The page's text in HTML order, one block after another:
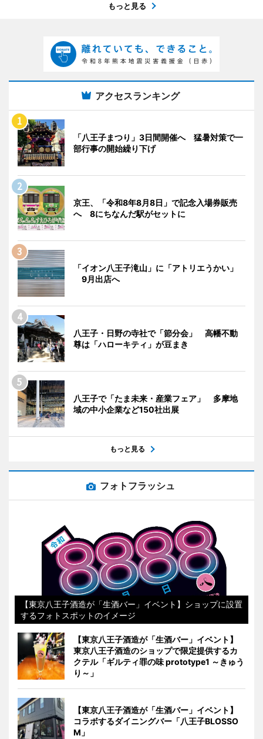
もっと見る
アクセスランキング
「八王子まつり」3日間開催へ 猛暑対策で一
部行事の開始繰り下げ
京王、「令和8年8月8日」で記念入場券販売
へ 8にちなんだ駅がセットに
「イオン八王子滝山」に「アトリエうかい」
9月出店へ
八王子・日野の寺社で「節分会」 高幡不動
尊は「ハローキティ」が豆まき
八王子で「たま未来・産業フェア」 多摩地
域の中小企業など150社出展
もっと見る
フォトフラッシュ
【東京八王子酒造が「生酒バー」イベント】ショップに設置
するフォトスポットのイメージ
【東京八王子酒造が「生酒バー」イベント】
東京八王子酒造のショップで限定提供するカ
クテル「ギルティ罪の味 prototype1 ～きゅう
り～」
【東京八王子酒造が「生酒バー」イベント】
コラボするダイニングバー「八王子BLOSSO
M」